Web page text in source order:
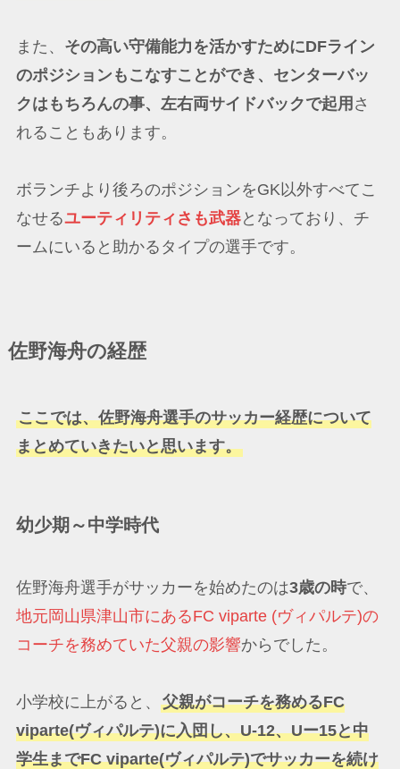
また、 その高い守備能力を活かすためにDFライン
のポジションもこなすことができ、センターバッ
クはもちろんの事、左右両サイドバックで起用 さ
れることもあります。
ボランチより後ろのポジションをGK以外すべてこ
なせるユーティリティさも武器となっており、チ
ームにいると助かるタイプの選手です。
佐野海舟の経歴
ここでは、佐野海舟選手のサッカー経歴について
まとめていきたいと思います。
幼少期～中学時代
佐野海舟選手がサッカーを始めたのは3歳の時で、
地元岡山県津山市にあるFC viparte (ヴィパルテ)の
コーチを務めていた父親の影響からでした。
小学校に上がると、 父親がコーチを務めるFC
viparte(ヴィパルテ)に入団し、U-12、Uー15と中
学生までFC viparte(ヴィパルテ)でサッカーを続け